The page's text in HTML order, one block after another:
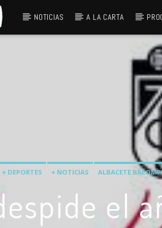
NOTICIAS A LA CARTA
+ DEPORTES + NOTICIAS ALBACETE
el